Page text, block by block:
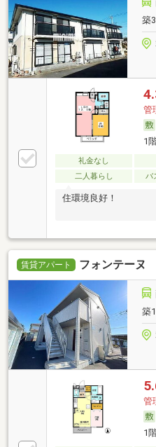
築
管
1
礼金なし
二人暮らし
バ
住環境良好！
賃貸アパート フォンテーヌ
築
管
1